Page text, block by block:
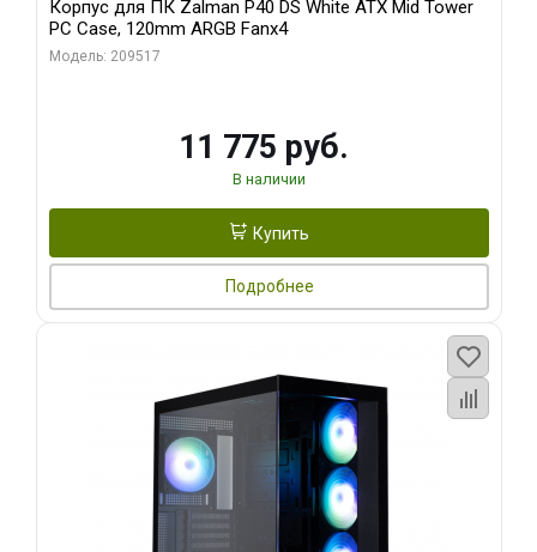
Корпус для ПК Zalman P40 DS White ATX Mid Tower
PC Case, 120mm ARGB Fanx4
Модель: 209517
11 775 руб.
В наличии
Купить
Подробнее